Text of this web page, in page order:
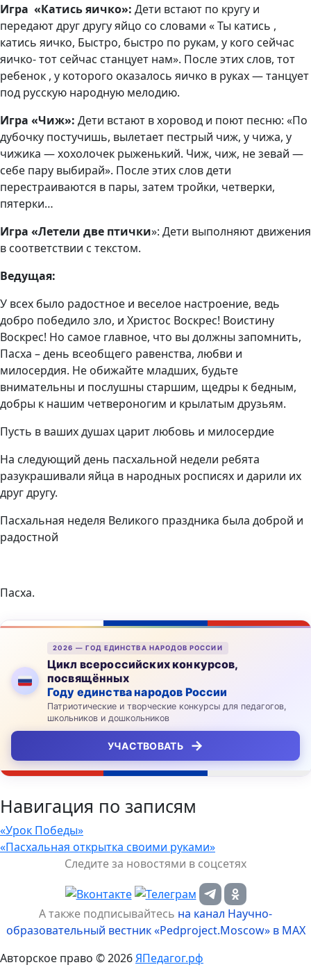
Игра «Катись яичко»: Дети встают по кругу и
передают друг другу яйцо со словами « Ты катись ,
катись яичко, Быстро, быстро по рукам, у кого сейчас
яичко- тот сейчас станцует нам». После этих слов, тот
ребенок , у которого оказалось яичко в руках — танцует
под русскую народную мелодию.
Игра «Чиж»: Дети встают в хоровод и поют песню: «По
дубочку постучишь, вылетает пестрый чиж, у чижа, у
чижика — хохолочек рыженький. Чиж, чиж, не зевай —
себе пару выбирай». После этих слов дети
перестраиваются в пары, затем тройки, четверки,
пятерки…
Игра «Летели две птички»: Дети выполняют движения
в соответствии с текстом.
Ведущая:
У всех было радостное и веселое настроение, ведь
добро победило зло, и Христос Воскрес! Воистину
Воскрес! Но самое главное, что вы должны запомнить,
Пасха – день всеобщего равенства, любви и
милосердия. Не обижайте младших, будьте
внимательны и послушны старшим, щедры к бедным,
добры к нашим четвероногим и крылатым друзьям.
Пусть в ваших душах царит любовь и милосердие
На следующий день пасхальной недели ребята
разукрашивали яйца в народных росписях и дарили их
друг другу.
Пасхальная неделя Великого праздника была доброй и
радостной
Пасха.
2026 — ГОД ЕДИНСТВА НАРОДОВ РОССИИ
Цикл всероссийских конкурсов,
посвящённых
Году единства народов России
Патриотические и творческие конкурсы для педагогов,
школьников и дошкольников
УЧАСТВОВАТЬ →
Навигация по записям
«Урок Победы»
«Пасхальная открытка своими руками»
Следите за новостями в соцсетях
А также подписывайтесь на канал Научно-
образовательный вестник «Pedproject.Moscow» в MAX
Авторское право © 2026ЯПедагог.рф